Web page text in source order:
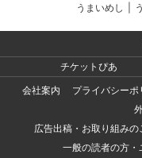
うまいめし
チケットぴあ
会社案内
プライバシーポ
広告出稿・お取り組み
一般の読者の方